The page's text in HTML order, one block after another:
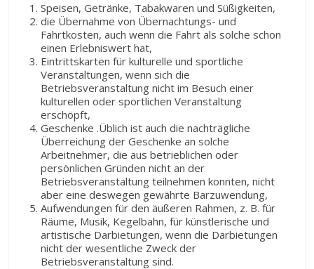
Speisen, Getränke, Tabakwaren und Süßigkeiten,
die Übernahme von Übernachtungs- und
Fahrtkosten, auch wenn die Fahrt als solche schon
einen Erlebniswert hat,
Eintrittskarten für kulturelle und sportliche
Veranstaltungen, wenn sich die
Betriebsveranstaltung nicht im Besuch einer
kulturellen oder sportlichen Veranstaltung
erschöpft,
Geschenke .Üblich ist auch die nachträgliche
Überreichung der Geschenke an solche
Arbeitnehmer, die aus betrieblichen oder
persönlichen Gründen nicht an der
Betriebsveranstaltung teilnehmen konnten, nicht
aber eine deswegen gewährte Barzuwendung,
Aufwendungen für den äußeren Rahmen, z. B. für
Räume, Musik, Kegelbahn, für künstlerische und
artistische Darbietungen, wenn die Darbietungen
nicht der wesentliche Zweck der
Betriebsveranstaltung sind.